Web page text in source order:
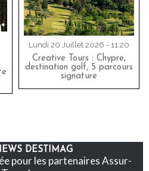
Lundi 20 Juillet 2026 - 11:20
Creative Tours : Chypre,
destination golf, 5 parcours
signature
DESTIMAG
pour les partenaires Assur-